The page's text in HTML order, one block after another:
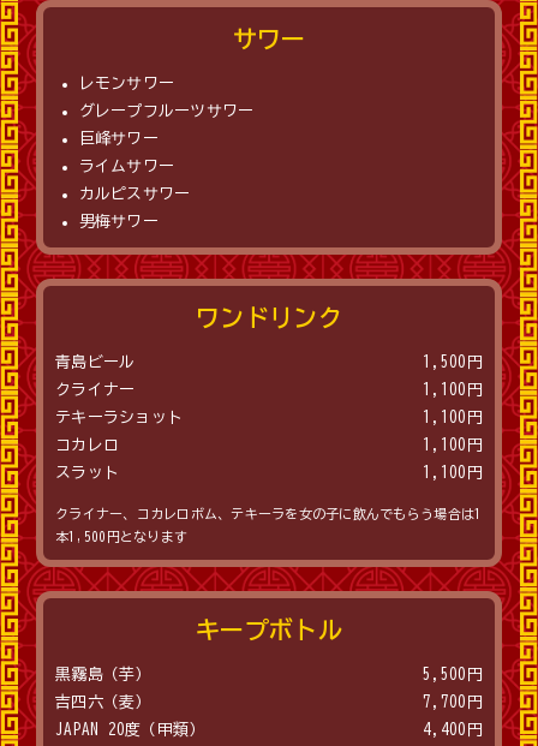
サワー
レモンサワー
グレープフルーツサワー
巨峰サワー
ライムサワー
カルピスサワー
男梅サワー
ワンドリンク
青島ビール
1,500円
クライナー
1,100円
テキーラショット
1,100円
コカレロ
1,100円
スラット
1,100円
クライナー、コカレロボム、テキーラを女の子に飲んでもらう場合は1
本1,500円となります
キープボトル
黒霧島（芋）
5,500円
吉四六（麦）
7,700円
JAPAN 20度（甲類）
4,400円